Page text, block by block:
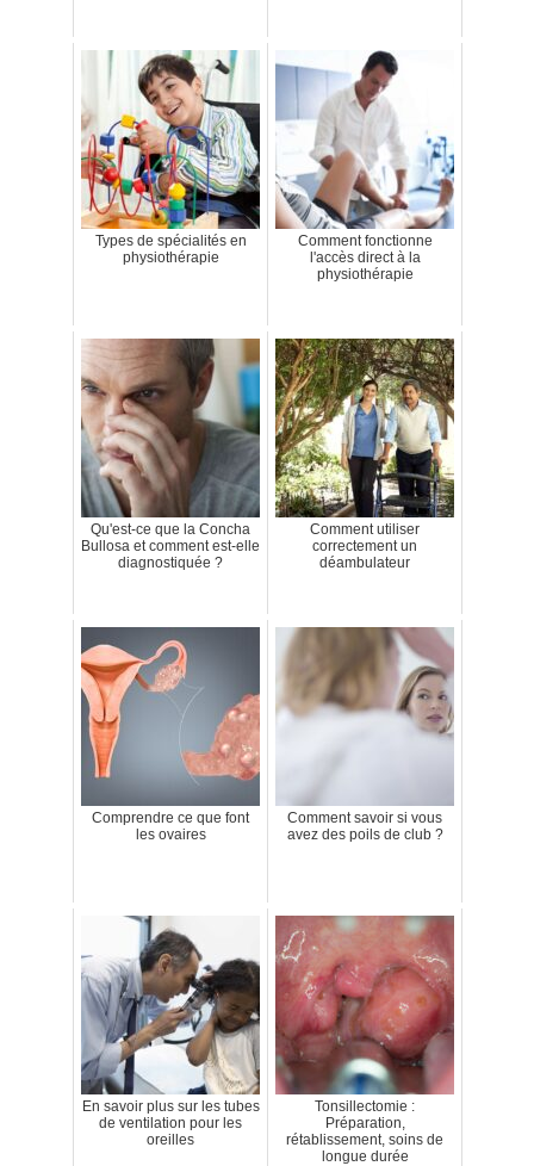
Types de spécialités en
physiothérapie
Comment fonctionne
l'accès direct à la
physiothérapie
Qu'est-ce que la Concha
Bullosa et comment est-elle
diagnostiquée ?
Comment utiliser
correctement un
déambulateur
Comprendre ce que font
les ovaires
Comment savoir si vous
avez des poils de club ?
En savoir plus sur les tubes
de ventilation pour les
oreilles
Tonsillectomie :
Préparation,
rétablissement, soins de
longue durée